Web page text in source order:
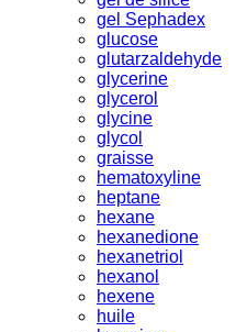
gel Sephadex
glucose
glutarzaldehyde
glycerine
glycerol
glycine
glycol
graisse
hematoxyline
heptane
hexane
hexanedione
hexanetriol
hexanol
hexene
huile